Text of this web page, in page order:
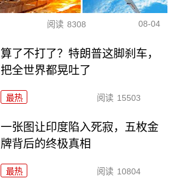
阅读 8308 08-04
算了不打了？特朗普这脚刹车，
把全世界都晃吐了
最热 阅读 15503
一张图让印度陷入死寂，五枚金
牌背后的终极真相
最热 阅读 10804